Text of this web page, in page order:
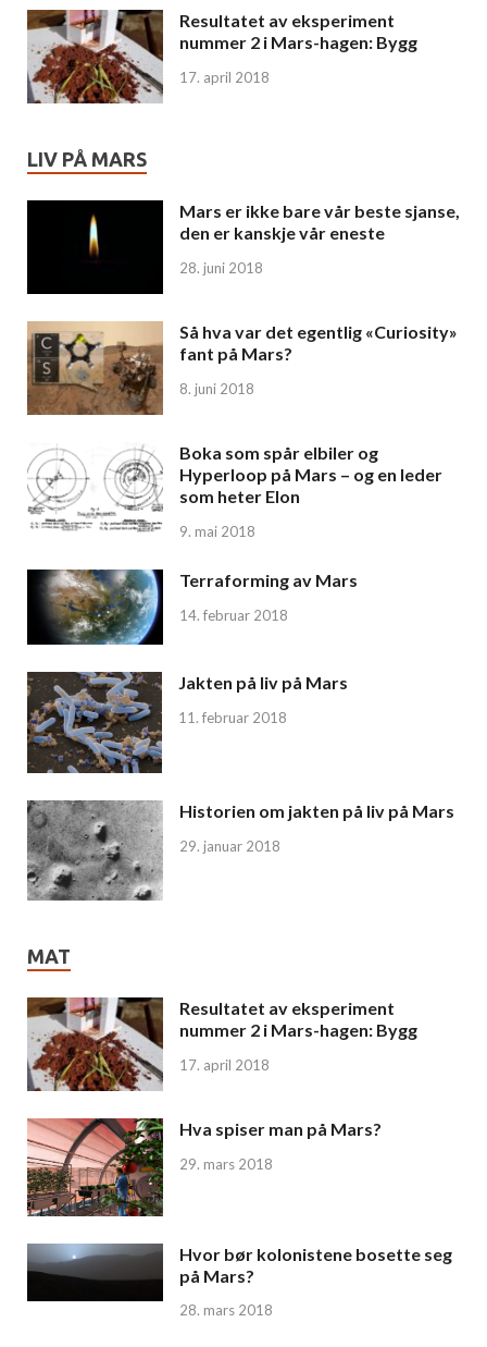
Resultatet av eksperiment
nummer 2 i Mars-hagen: Bygg
17. april 2018
LIV PÅ MARS
Mars er ikke bare vår beste sjanse,
den er kanskje vår eneste
28. juni 2018
Så hva var det egentlig «Curiosity»
fant på Mars?
8. juni 2018
Boka som spår elbiler og
Hyperloop på Mars – og en leder
som heter Elon
9. mai 2018
Terraforming av Mars
14. februar 2018
Jakten på liv på Mars
11. februar 2018
Historien om jakten på liv på Mars
29. januar 2018
MAT
Resultatet av eksperiment
nummer 2 i Mars-hagen: Bygg
17. april 2018
Hva spiser man på Mars?
29. mars 2018
Hvor bør kolonistene bosette seg
på Mars?
28. mars 2018